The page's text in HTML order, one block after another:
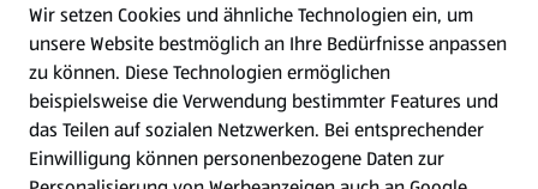
WhatsApp
Gewinnspiele
Mein HOFER. Meine Einkäufe.
Wir setzen Cookies und ähnliche Technologien ein, um
unsere Website bestmöglich an Ihre Bedürfnisse anpassen
zu können. Diese Technologien ermöglichen
beispielsweise die Verwendung bestimmter Features und
das Teilen auf sozialen Netzwerken. Bei entsprechender
Einwilligung können personenbezogene Daten zur